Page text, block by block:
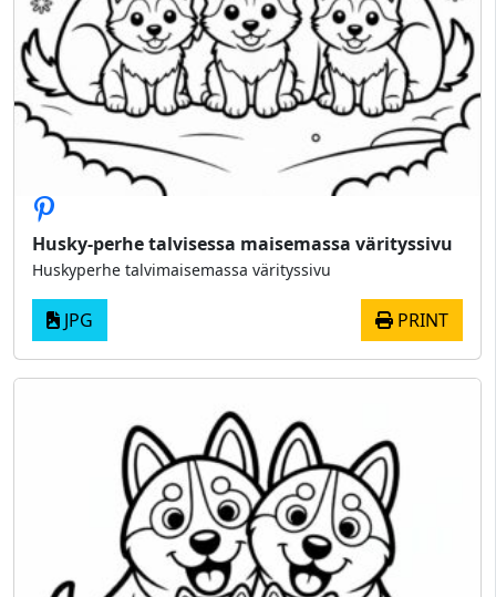
Husky-perhe talvisessa maisemassa värityssivu
Huskyperhe talvimaisemassa värityssivu
JPG PRINT